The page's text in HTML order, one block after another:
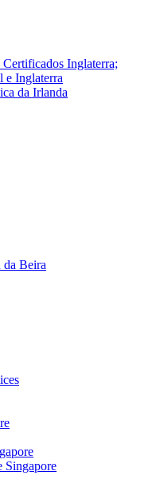
Certificados Inglaterra;
e Inglaterra
da Irlanda
Beira
Singapore